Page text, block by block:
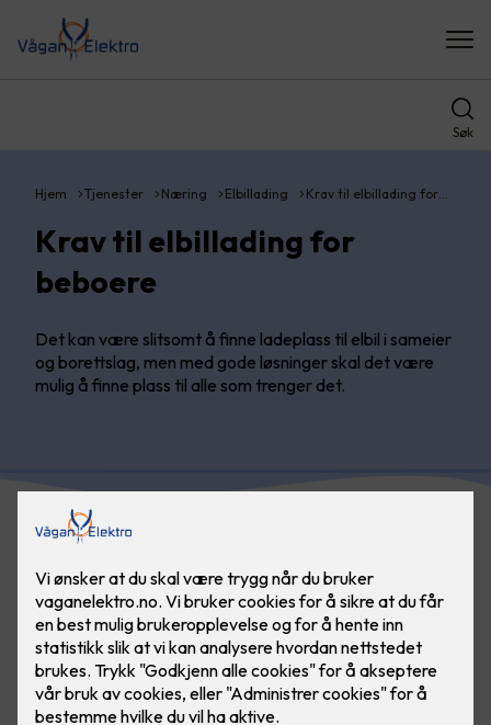
Søk
Hjem Tjenester Næring Elbillading Krav til elbillading for…
Krav til elbillading for
beboere
Det kan være slitsomt å finne ladeplass til elbil i sameier
og borettslag, men med gode løsninger skal det være
mulig å finne plass til alle som trenger det.